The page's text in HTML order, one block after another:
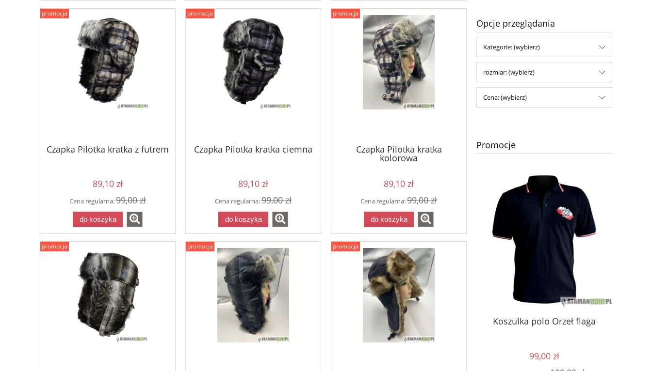
Czapka Pilotka kratka z futrem
89,10 zł
Cena regularna:99,00 zł
do koszyka
promocja
Czapka Pilotka kratka ciemna
89,10 zł
Cena regularna:99,00 zł
do koszyka
promocja
Czapka Pilotka kratka
kolorowa
89,10 zł
Cena regularna:99,00 zł
do koszyka
promocja
promocja promocja promocja
Opcje przeglądania
Kategorie: (wybierz)
rozmiar: (wybierz)
Cena: (wybierz)
Promocje
Portfel sportowy football fanatics
Koszulka polo Orzeł flaga
99,00 zł